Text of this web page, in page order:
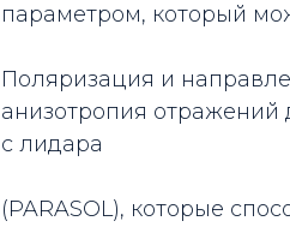
параметром, который
Поляризация и
анизотропия
с лидара
(PARASOL), которые